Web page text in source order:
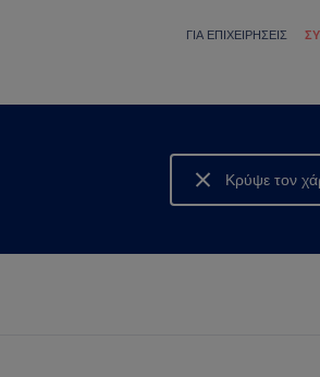
ΓΙΑ ΕΠΙΧΕΙΡΉΣΕΙΣ
Κρύψε τον
Δες τον χάρτη